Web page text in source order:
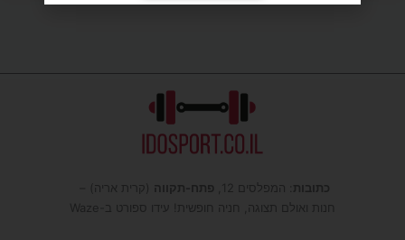
כתובות : המפלסים 12, פתח-תקווה (קרית אריה) –
חנות ואולם תצוגה, חניה חופשית! עידו ספורט ב-Waze